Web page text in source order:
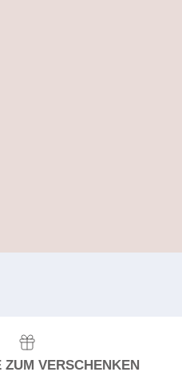
ZUM VERSCHENKEN